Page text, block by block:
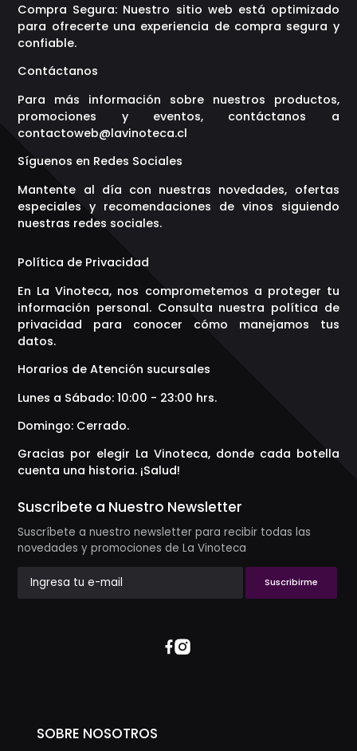
Compra Segura: Nuestro sitio web está optimizado
para ofrecerte una experiencia de compra segura y
confiable.
Contáctanos
Para más información sobre nuestros productos,
promociones y eventos, contáctanos a
contactoweb@lavinoteca.cl
Síguenos en Redes Sociales
Mantente al día con nuestras novedades, ofertas
especiales y recomendaciones de vinos siguiendo
nuestras redes sociales.
Política de Privacidad
En La Vinoteca, nos comprometemos a proteger tu
información personal. Consulta nuestra política de
privacidad para conocer cómo manejamos tus
datos.
Horarios de Atención sucursales
Lunes a Sábado: 10:00 - 23:00 hrs.
Domingo: Cerrado.
Gracias por elegir La Vinoteca, donde cada botella
cuenta una historia. ¡Salud!
Suscribete a Nuestro Newsletter
Suscríbete a nuestro newsletter para recibir todas las
novedades y promociones de La Vinoteca
Suscribirme
SOBRE NOSOTROS